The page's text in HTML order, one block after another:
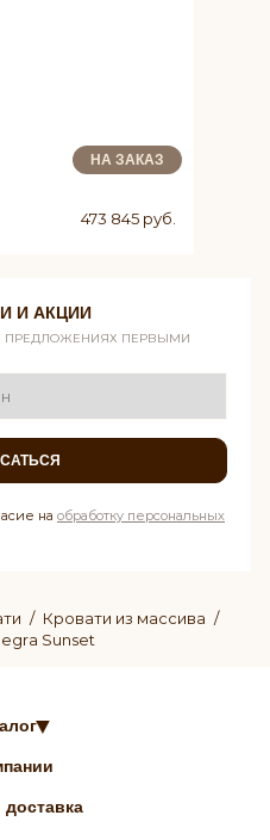
НА ЗАКАЗ
473 845 руб.
И АКЦИИ
ПРЕДЛОЖЕНИЯХ ПЕРВЫМИ
на обработку персональных
Кровати из массива
Sunset